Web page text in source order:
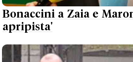
Bonaccini a Zaia e
apripista'